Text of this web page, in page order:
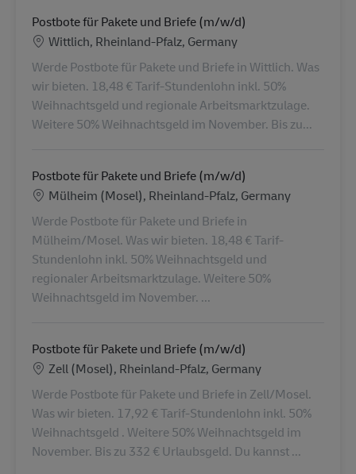
Postbote für Pakete und Briefe (m/w/d)
Localização
Wittlich, Rheinland-Pfalz, Germany
Werde Postbote für Pakete und Briefe in Wittlich. Was
wir bieten. 18,48 € Tarif-Stundenlohn inkl. 50%
Weihnachtsgeld und regionale Arbeitsmarktzulage.
Weitere 50% Weihnachtsgeld im November. Bis zu...
Postbote für Pakete und Briefe (m/w/d)
Localização
Mülheim (Mosel), Rheinland-Pfalz, Germany
Werde Postbote für Pakete und Briefe in
Mülheim/Mosel. Was wir bieten. 18,48 € Tarif-
Stundenlohn inkl. 50% Weihnachtsgeld und
regionaler Arbeitsmarktzulage. Weitere 50%
Weihnachtsgeld im November. ...
Postbote für Pakete und Briefe (m/w/d)
Localização
Zell (Mosel), Rheinland-Pfalz, Germany
Werde Postbote für Pakete und Briefe in Zell/Mosel.
Was wir bieten. 17,92 € Tarif-Stundenlohn inkl. 50%
Weihnachtsgeld . Weitere 50% Weihnachtsgeld im
November. Bis zu 332 € Urlaubsgeld. Du kannst ...